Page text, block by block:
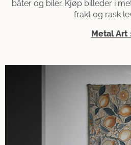
båter og biler. Kjøp billeder i
frakt og rask
Metal Art